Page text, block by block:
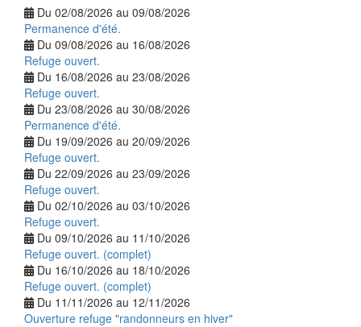
Du 02/08/2026 au 09/08/2026
Permanence d'été.
Du 09/08/2026 au 16/08/2026
Refuge ouvert.
Du 16/08/2026 au 23/08/2026
Refuge ouvert.
Du 23/08/2026 au 30/08/2026
Permanence d'été.
Du 19/09/2026 au 20/09/2026
Refuge ouvert.
Du 22/09/2026 au 23/09/2026
Refuge ouvert.
Du 02/10/2026 au 03/10/2026
Refuge ouvert.
Du 09/10/2026 au 11/10/2026
Refuge ouvert. (complet)
Du 16/10/2026 au 18/10/2026
Refuge ouvert. (complet)
Du 11/11/2026 au 12/11/2026
Ouverture refuge "randonneurs en hiver"